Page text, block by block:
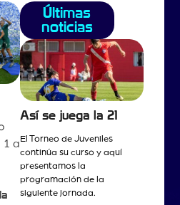
1 a
Últimas
noticias
Así se juega la 21
El Torneo de Juveniles
continúa su curso y aquí
presentamos la
programación de la
siguiente jornada.